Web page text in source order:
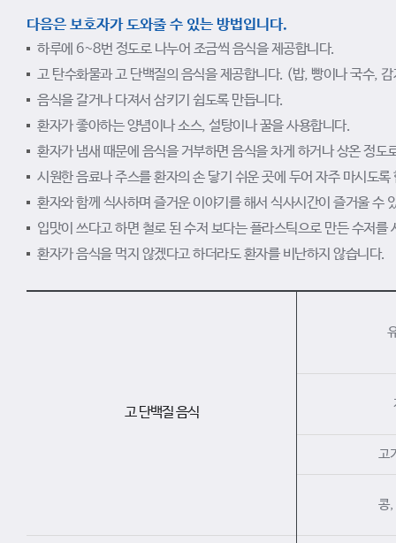
다음은 보호자가 도와줄 수 있는 방법입니다.
하루에 6~8번 정도로 나누어 조금씩 음식을 제공합니다.
고 탄수화물과 고 단백질의 음식을 제공합니다. (밥, 빵이나 국수,
음식을 갈거나 다져서 삼키기 쉽도록 만듭니다.
환자가 좋아하는 양념이나 소스, 설탕이나 꿀을 사용합니다.
환자가 냄새 때문에 음식을 거부하면 음식을 차게 하거나 상온 정도
시원한 음료나 주스를 환자의 손 닿기 쉬운 곳에 두어 자주 마시도록
환자와 함께 식사하며 즐거운 이야기를 해서 식사시간이 즐거울 수
입맛이 쓰다고 하면 철로 된 수저 보다는 플라스틱으로 만든 수저를
환자가 음식을 먹지 않겠다고 하더라도 환자를 비난하지 않습니다.
고 단백질 음식
고
콩,